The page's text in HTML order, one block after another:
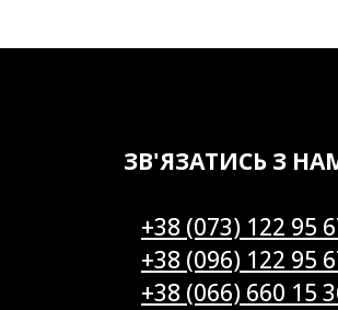
ЗВ'ЯЗАТИСЬ З
+38 (073) 122 95
+38 (096) 122 95
+38 (066) 660 15